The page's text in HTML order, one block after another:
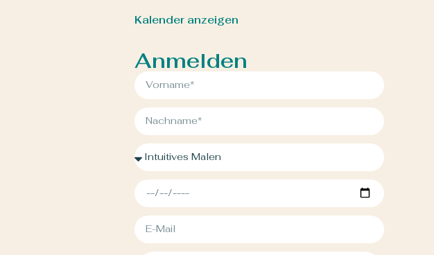
Kalender anzeigen
Anmelden